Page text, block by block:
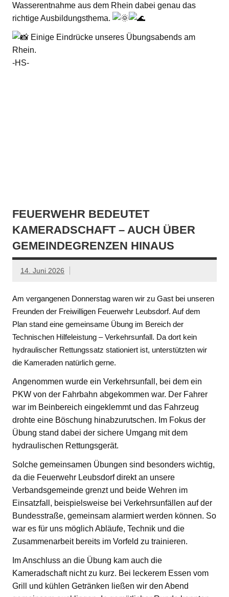
Wasserentnahme aus dem Rhein dabei genau das
richtige Ausbildungsthema.
Einige Eindrücke unseres Übungsabends am
Rhein.
-HS-
FEUERWEHR BEDEUTET
KAMERADSCHAFT – AUCH ÜBER
GEMEINDEGRENZEN HINAUS
14. Juni 2026
Am vergangenen Donnerstag waren wir zu Gast bei unseren
Freunden der Freiwilligen Feuerwehr Leubsdorf. Auf dem
Plan stand eine gemeinsame Übung im Bereich der
Technischen Hilfeleistung – Verkehrsunfall. Da dort kein
hydraulischer Rettungssatz stationiert ist, unterstützten wir
die Kameraden natürlich gerne.
Angenommen wurde ein Verkehrsunfall, bei dem ein
PKW von der Fahrbahn abgekommen war. Der Fahrer
war im Beinbereich eingeklemmt und das Fahrzeug
drohte eine Böschung hinabzurutschen. Im Fokus der
Übung stand dabei der sichere Umgang mit dem
hydraulischen Rettungsgerät.
Solche gemeinsamen Übungen sind besonders wichtig,
da die Feuerwehr Leubsdorf direkt an unsere
Verbandsgemeinde grenzt und beide Wehren im
Einsatzfall, beispielsweise bei Verkehrsunfällen auf der
Bundesstraße, gemeinsam alarmiert werden können. So
war es für uns möglich Abläufe, Technik und die
Zusammenarbeit bereits im Vorfeld zu trainieren.
Im Anschluss an die Übung kam auch die
Kameradschaft nicht zu kurz. Bei leckerem Essen vom
Grill und kühlen Getränken ließen wir den Abend